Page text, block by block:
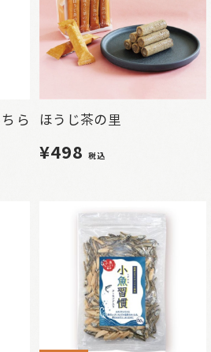
ら
ほうじ茶の里
¥498税込